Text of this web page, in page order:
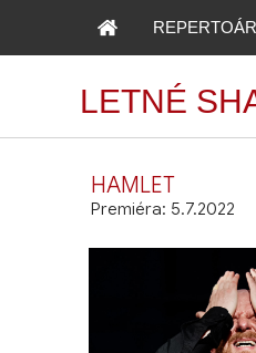
REPERTOÁR
LETNÉ
HAMLET
Premiéra: 5.7.2022